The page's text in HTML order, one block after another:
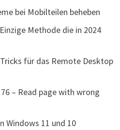
bei Mobilteilen beheben
Methode die in 2024
für das Remote Desktop
– Read page with wrong
Windows 11 und 10